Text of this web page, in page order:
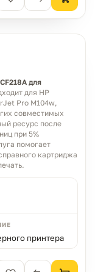
для
для HP
Pro M104w,
совместимых
ресурс после
при 5%
помогает
картриджа
принтера